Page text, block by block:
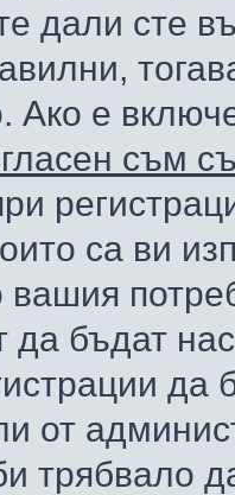
дали сте
Ако е
съм
са ви
вашия
бъдат
да
от
трябвало